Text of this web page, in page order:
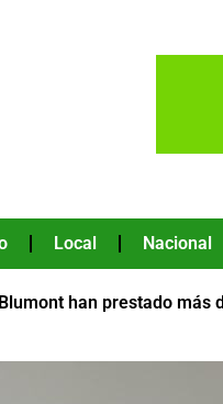
Local Nacional
han prestado